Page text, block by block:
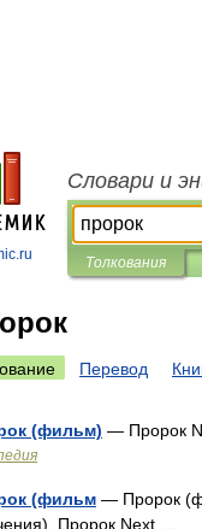
Словари и
Толкования
Перевод
(фильм) — Пророк
(фильм — Пророк
Пророк Next …